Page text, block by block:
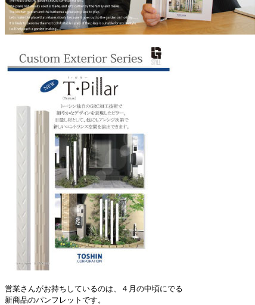
営業さんがお持ちしているのは、４月の中頃にでる
新商品のパンフレットです。